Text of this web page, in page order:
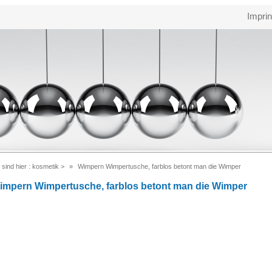
sind hier : kosmetik > Wimpern Wimpertusche, farblos betont man die Wimper
Wimpertusche, farblos betont man die Wimper